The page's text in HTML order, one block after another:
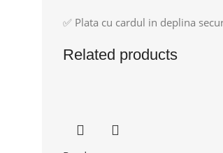
✅ Plata cu cardul in deplina
Related products